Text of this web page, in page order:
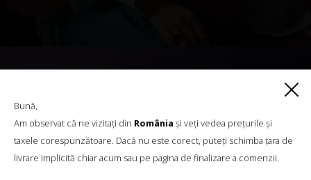
Bună,
Am observat că ne vizitați din România și veți vedea prețurile și
taxele corespunzătoare. Dacă nu este corect, puteți schimba țara de
livrare implicită chiar acum sau pe pagina de finalizare a comenzii.